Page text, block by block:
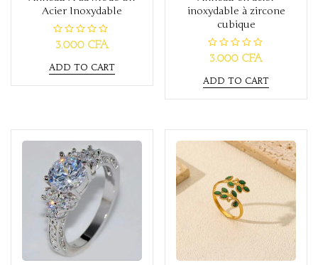
Acier Inoxydable
R
a
e
d
0
3.000 CFA
ADD TO CART
inoxydable à zircone
cubique
R
a
e
d
0
o
f
3.000CFA
ADD TO CART